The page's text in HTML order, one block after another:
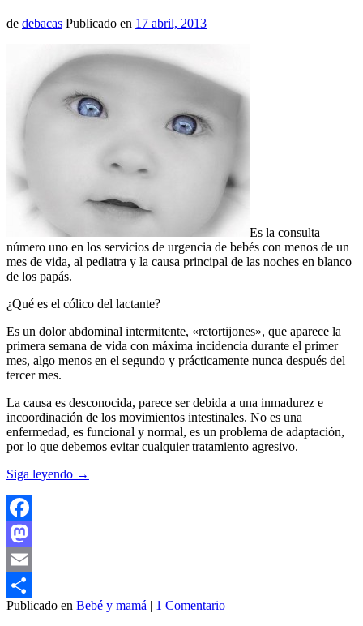
de debacas Publicado en 17 abril, 2013
Es la consulta
número uno en los servicios de urgencia de bebés con menos de un
mes de vida, al pediatra y la causa principal de las noches en blanco
de los papás.
¿Qué es el cólico del lactante?
Es un dolor abdominal intermitente, «retortijones», que aparece la
primera semana de vida con máxima incidencia durante el primer
mes, algo menos en el segundo y prácticamente nunca después del
tercer mes.
La causa es desconocida, parece ser debida a una inmadurez e
incoordinación de los movimientos intestinales. No es una
enfermedad, es funcional y normal, es un problema de adaptación,
por lo que debemos evitar cualquier tratamiento agresivo.
Siga leyendo →
Facebook
Mastodon
Email
Compartir
Publicado en Bebé y mamá | 1 Comentario